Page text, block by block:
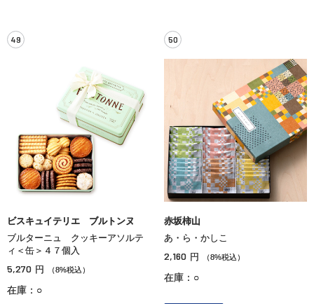
49
ビスキュイテリエ ブルトンヌ
ブルターニュ クッキーアソルテ
ィ＜缶＞４７個入
5,270 円 （8%税込）
在庫：○
50
赤坂柿山
あ・ら・かしこ
2,160 円 （8%税込）
在庫：○